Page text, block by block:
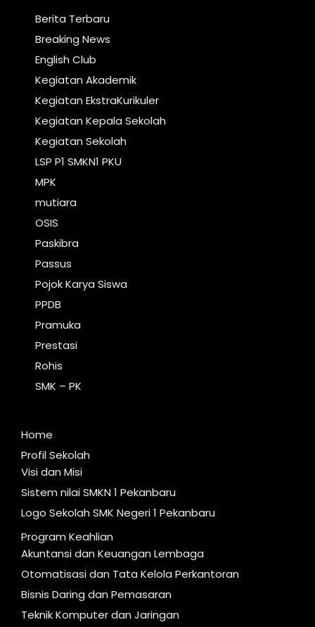
Berita Terbaru
Breaking News
English Club
Kegiatan Akademik
Kegiatan EkstraKurikuler
Kegiatan Kepala Sekolah
Kegiatan Sekolah
LSP P1 SMKN1 PKU
MPK
mutiara
OSIS
Paskibra
Passus
Pojok Karya Siswa
PPDB
Pramuka
Prestasi
Rohis
SMK – PK
Home
Profil Sekolah
Visi dan Misi
Sistem nilai SMKN 1 Pekanbaru
Logo Sekolah SMK Negeri 1 Pekanbaru
Program Keahlian
Akuntansi dan Keuangan Lembaga
Otomatisasi dan Tata Kelola Perkantoran
Bisnis Daring dan Pemasaran
Teknik Komputer dan Jaringan